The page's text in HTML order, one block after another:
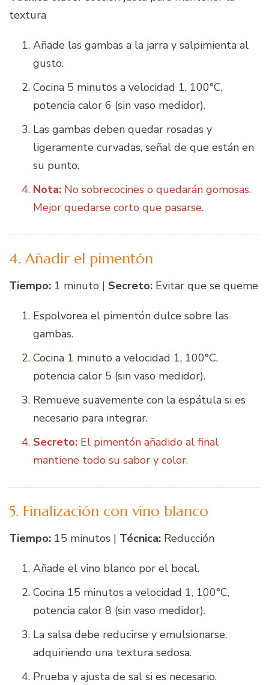
textura
Añade las gambas a la jarra y salpimienta al
gusto.
Cocina 5 minutos a velocidad 1, 100°C,
potencia calor 6 (sin vaso medidor).
Las gambas deben quedar rosadas y
ligeramente curvadas, señal de que están en
su punto.
Nota: No sobrecocines o quedarán gomosas.
Mejor quedarse corto que pasarse.
4. Añadir el pimentón
Tiempo: 1 minuto | Secreto: Evitar que se queme
Espolvorea el pimentón dulce sobre las
gambas.
Cocina 1 minuto a velocidad 1, 100°C,
potencia calor 5 (sin vaso medidor).
Remueve suavemente con la espátula si es
necesario para integrar.
Secreto: El pimentón añadido al final
mantiene todo su sabor y color.
5. Finalización con vino blanco
Tiempo: 15 minutos | Técnica: Reducción
Añade el vino blanco por el bocal.
Cocina 15 minutos a velocidad 1, 100°C,
potencia calor 8 (sin vaso medidor).
La salsa debe reducirse y emulsionarse,
adquiriendo una textura sedosa.
Prueba y ajusta de sal si es necesario.